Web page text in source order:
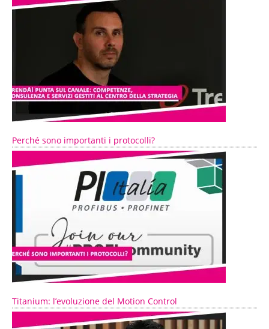
Perché sono importanti i protocolli?
Titanium: l’evoluzione del Motion Control